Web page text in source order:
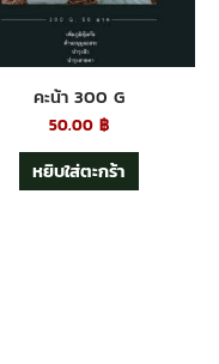
คะน้า 300 G
50.00 ฿
หยิบใส่ตะกร้า